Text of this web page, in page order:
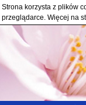
Strona korzysta z plików
przeglądarce. Więcej na